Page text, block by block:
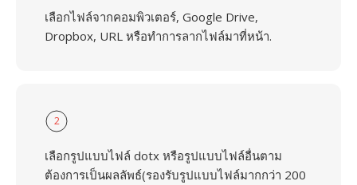
เลือกไฟล์จากคอมพิวเตอร์, Google Drive,
Dropbox, URL หรือทำการลากไฟล์มาที่หน้า.
2
เลือกรูปแบบไฟล์ dotx หรือรูปแบบไฟล์อื่นตาม
ต้องการเป็นผลลัพธ์(รองรับรูปแบบไฟล์มากกว่า 200